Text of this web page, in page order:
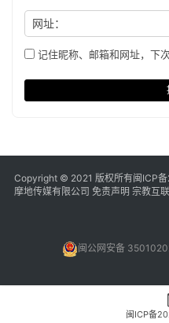
网址：
记住昵称、邮箱和网址，下
Copyright © 2021 版权所有闽ICP
摩地传媒有限公司 免责声明 宗教互
闽公网安备
闽ICP备